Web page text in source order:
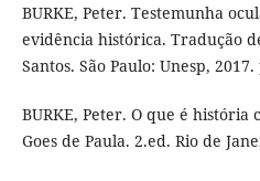
BURKE, Peter. Testemunha
evidência histórica. Tradução
Santos. São Paulo: Unesp, 2017.
BURKE, Peter. O que é
Goes de Paula. 2.ed. Rio de